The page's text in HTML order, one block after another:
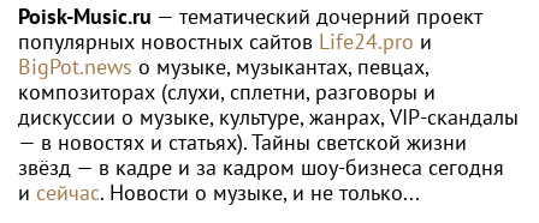
Poisk-Music.ru — тематический дочерний проект
популярных новостных сайтов Life24.pro и
BigPot.news о музыке, музыкантах, певцах,
композиторах (слухи, сплетни, разговоры и
дискуссии о музыке, культуре, жанрах, VIP-скандалы
— в новостях и статьях). Тайны светской жизни
звёзд — в кадре и за кадром шоу-бизнеса сегодня
и сейчас. Новости о музыке, и не только...